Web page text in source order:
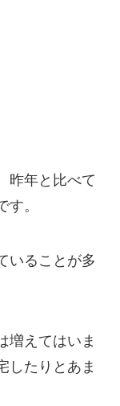
昨年と比べて
。
いることが多
増えてはいま
したりとあま